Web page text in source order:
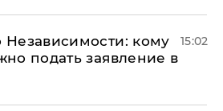
кому
подать заявление в
15:02